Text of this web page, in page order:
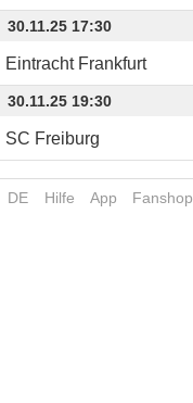
30.11.25 17:30
Eintracht Frankfurt
30.11.25 19:30
SC Freiburg
DE Hilfe App Fanshop